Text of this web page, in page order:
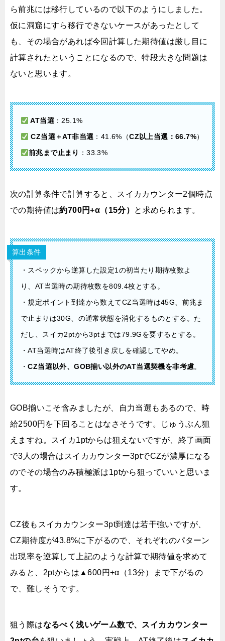
ら前兆には移行しているので以下のようにしました。
仮に洞窟にすら移行できないケースがあったとして
も、その場合があれば今回計算した期待値は厳し目に
計算されたということになるので、特段大きな問題は
ないと思います。
AT当選：25.1%
CZ当選＋AT非当選 ：41.6%（CZ以上当選：66.7%）
前兆まで止まり
：33.3%
次の計算条件で計算すると、スイカカウンター2個時点
での期待値は約700円+α（15分） と求められます。
算出条件
・スペックから逆算した設定1の初当たり期待枚数よ
り、AT当選時の期待枚数を809.4枚とする。
・規定ポイント到達から数えてCZ当選時は45G、前兆ま
で止まりは30G、の通常状態を消化するものとする。た
だし、スイカ2ptから3ptまでは79.9Gを要するとする。
・AT当選時はAT終了後引き戻しを確認してやめ。
・CZ当選以外、GOB揃い以外のAT当選契機を非考慮。
GOB揃いこそ含みましたが、自力当選もあるので、時
給2500円を下回ることはなさそうです。じゅうぶん狙
えますね。スイカ1ptからは狙えないですが、終了画面
で3人の場合はスイカカウンター3ptでCZが濃厚になる
のでその場合のみ積極派は1ptから狙っていいと思いま
す。
CZ後もスイカカウンター3pt到達は若干強いですが、
CZ期待度が43.8%に下がるので、それぞれのパターン
出現率を逆算して上記のような計算で期待値を求めて
みると、2ptからは▲600円+α（13分）まで下がるの
で、難しそうです。
狙う際はなるべく浅いゲーム数で、スイカカウンター